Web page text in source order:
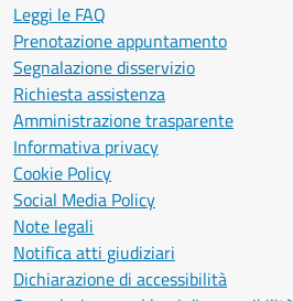
Leggi le FAQ
Prenotazione appuntamento
Segnalazione disservizio
Richiesta assistenza
Amministrazione trasparente
Informativa privacy
Cookie Policy
Social Media Policy
Note legali
Notifica atti giudiziari
Dichiarazione di accessibilità